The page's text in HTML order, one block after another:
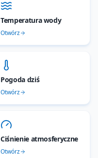
Temperatura wody
Otwórz
Pogoda dziś
Otwórz
Ciśnienie atmosferyczne
Otwórz